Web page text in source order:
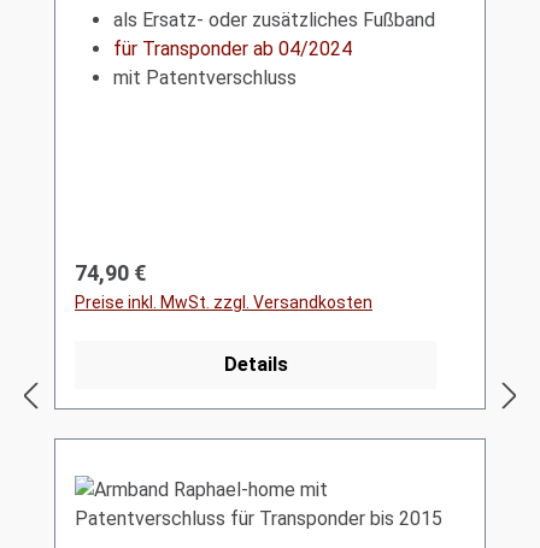
als Ersatz- oder zusätzliches Fußband
für Transponder ab 04/2024
mit Patentverschluss
Regulärer Preis:
74,90 €
Preise inkl. MwSt. zzgl. Versandkosten
Details